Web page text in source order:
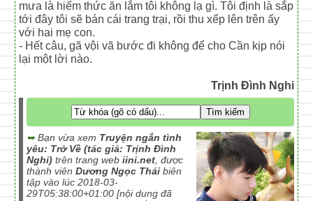
mưa là hiếm thức ăn lắm tôi không lạ gì. Tôi định là sắp
tới đây tôi sẽ bán cái trang trại, rồi thu xếp lên trên ấy
với hai mẹ con.
- Hết câu, gã vội vã bước đi không để cho Cần kịp nói
lại một lời nào.
Trịnh Đình Nghi
➥ Bạn vừa xem Truyện ngắn tình
yêu: Trở Về (tác giả: Trịnh Đình
Nghi) trên trang webiini.net , được
thành viênDương Ngọc Thái biên
tập vào lúc 2018-03-
29T05:38:00+01:00 [nội dung đã